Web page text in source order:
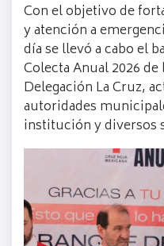
Con el objetivo de
y atención a
día se llevó a cabo el
Colecta Anual 2026
Delegación La Cruz,
autoridades
institución y diversos